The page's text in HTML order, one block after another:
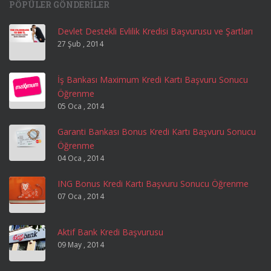
PÖPÜLER GÖNDERILER
Devlet Destekli Evlilik Kredisi Başvurusu ve Şartları
27 Şub , 2014
İş Bankası Maximum Kredi Kartı Başvuru Sonucu
Öğrenme
05 Oca , 2014
Garanti Bankası Bonus Kredi Kartı Başvuru Sonucu
Öğrenme
04 Oca , 2014
ING Bonus Kredi Kartı Başvuru Sonucu Öğrenme
07 Oca , 2014
Aktif Bank Kredi Başvurusu
09 May , 2014